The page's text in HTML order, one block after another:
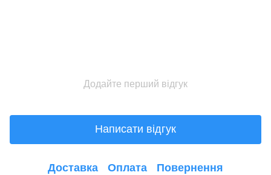
Додайте перший відгук
Написати відгук
Доставка Оплата Повернення